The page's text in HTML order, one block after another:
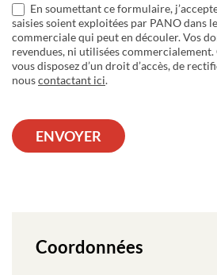
En soumettant ce formulaire,
saisies soient exploitées par PANO dans
commerciale qui peut en découler. Vos
revendues, ni utilisées
vous disposez d’un droit d’accès, de
nouscontactant ici.
ENVOYER
Coordonnées